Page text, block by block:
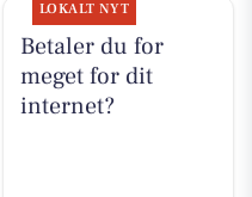
LOKALT NYT
Betaler du for
meget for dit
internet?